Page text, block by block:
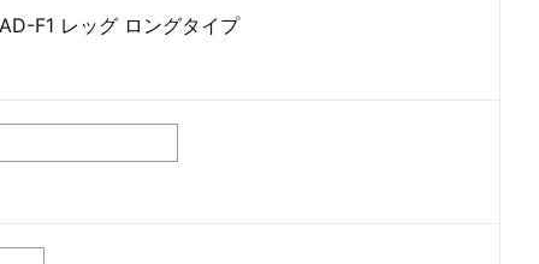
F1 レッグ ロングタイプ